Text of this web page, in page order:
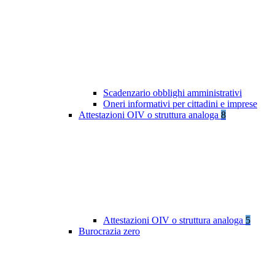
Scadenzario obblighi amministrativi
Oneri informativi per cittadini e imprese
Attestazioni OIV o struttura analoga 8
Attestazioni OIV o struttura analoga 5
Burocrazia zero